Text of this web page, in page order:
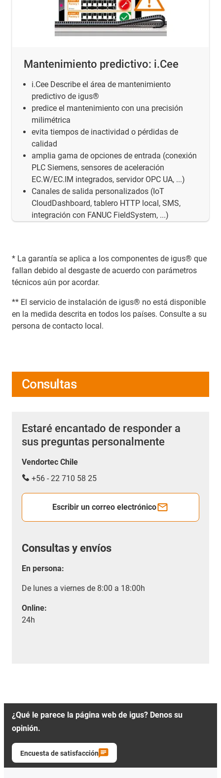
Mantenimiento predictivo: i.Cee
i.Cee Describe el área de mantenimiento
predictivo de igus®
predice el mantenimiento con una precisión
milimétrica
evita tiempos de inactividad o pérdidas de
calidad
amplia gama de opciones de entrada (conexión
PLC Siemens, sensores de aceleración
EC.W/EC.IM integrados, servidor OPC UA, ...)
Canales de salida personalizados (IoT
CloudDashboard, tablero HTTP local, SMS,
integración con FANUC FieldSystem, ...)
* La garantía se aplica a los componentes de igus® que
fallan debido al desgaste de acuerdo con parámetros
técnicos aún por acordar.
** El servicio de instalación de igus® no está disponible
en la medida descrita en todos los países. Consulte a su
persona de contacto local.
Consultas
Estaré encantado de responder a
sus preguntas personalmente
Vendortec Chile
+56 - 22 710 58 25
Escribir un correo electrónico
Consultas y envíos
En persona:
De lunes a viernes de 8:00 a 18:00h
Online:
24h
¿Qué le parece la página web de igus? Denos su
opinión.
Encuesta de satisfacción